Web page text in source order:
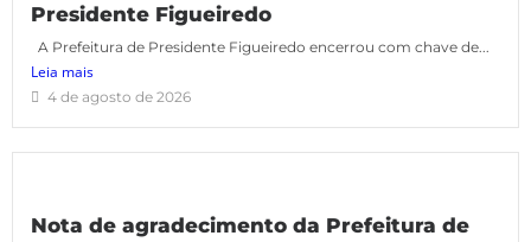
Presidente Figueiredo
A Prefeitura de Presidente Figueiredo encerrou com chave de...
Leia mais
4 de agosto de 2026
Nota de agradecimento da Prefeitura de